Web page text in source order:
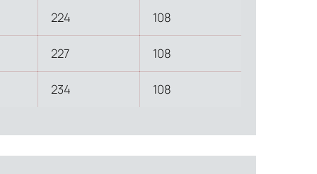
224 108
227 108
234 108